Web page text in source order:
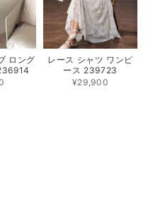
ロング
レース シャツ ワンピ
ース 239723
¥29,900